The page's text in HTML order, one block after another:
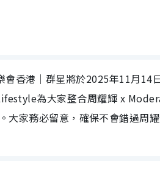
香港｜群星將於2025年11月14
為大家整合周耀輝 x
大家務必留意，確保不會錯過周